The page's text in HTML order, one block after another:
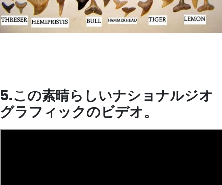
5.この素晴らしいナショナルジオ
グラフィックのビデオ。